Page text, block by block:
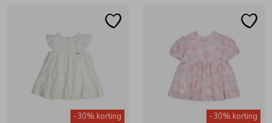
-30% korting -30% korting